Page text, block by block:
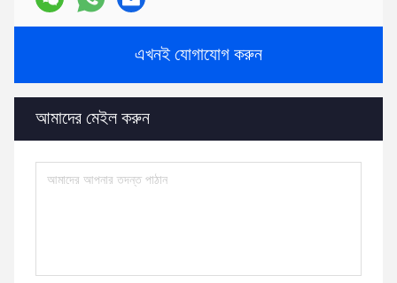
এখনই যোগাযোগ করুন
আমাদের মেইল ​​করুন